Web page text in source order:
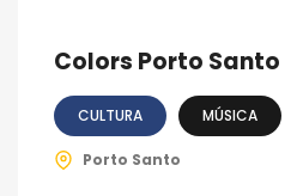
Colors Porto Santo
CULTURA MÚSICA
Porto Santo